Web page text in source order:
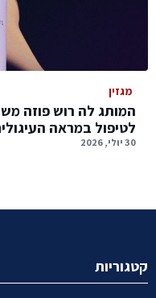
מגזין
המותג לה רוש פוזה
לטיפול במראה
30 יולי, 2026
קטגוריות